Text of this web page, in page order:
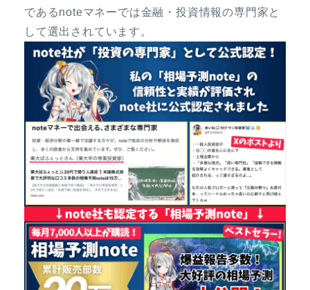
であるnoteマネーでは金融・投資情報の専門家と
して選出されています。